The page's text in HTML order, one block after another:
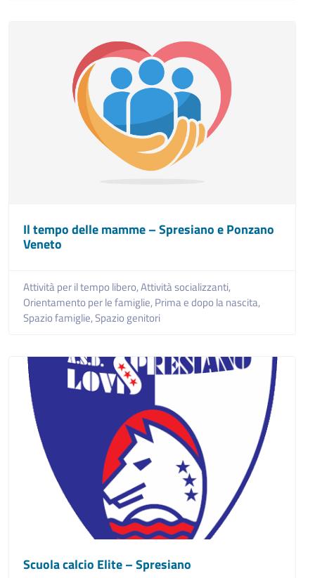
Il tempo delle mamme – Spresiano e Ponzano
Veneto
Attività per il tempo libero,Attività socializzanti,
Orientamento per le famiglie,Prima e dopo la nascita,
Spazio famiglie,Spazio genitori
Scuola calcio Elite – Spresiano